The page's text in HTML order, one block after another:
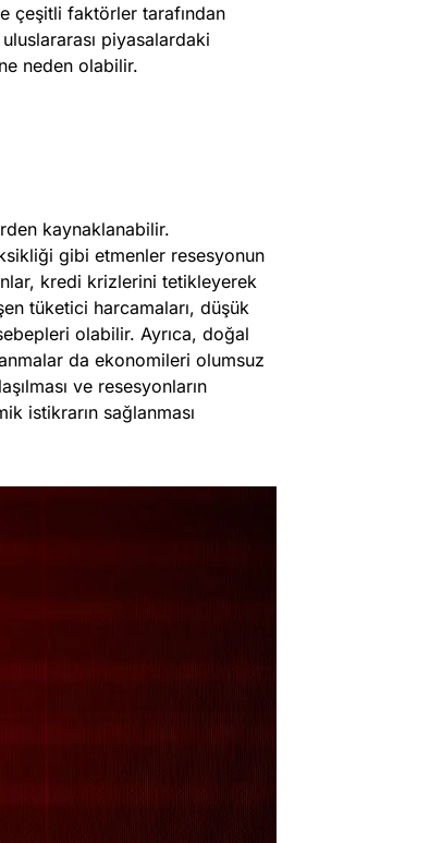
çeşitli faktörler tarafından
piyasalardaki
neden olabilir.
kaynaklanabilir.
gibi etmenler resesyonun
kredi krizlerini tetikleyerek
tüketici harcamaları, düşük
olabilir. Ayrıca, doğal
da ekonomileri olumsuz
ve resesyonların
istikrarın sağlanması